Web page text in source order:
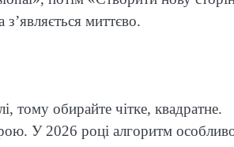
з’являється миттєво.
тому обирайте чітке, квадратне.
У 2026 році алгоритм